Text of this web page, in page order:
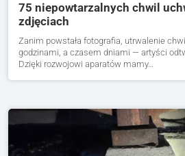
75 niepowtarzalnych chwil
zdjęciach
Zanim powstała fotografia, utrwalenie
godzinami, a czasem dniami — artyści
Dzięki rozwojowi aparatów mamy…